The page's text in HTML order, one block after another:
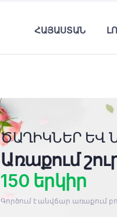
ՀԱՅԱՍՏԱՆ
ԾԱՂԻԿՆԵՐ ԵՎ
Առաքում
150 երկիր
Գործում է անվճար առաքում